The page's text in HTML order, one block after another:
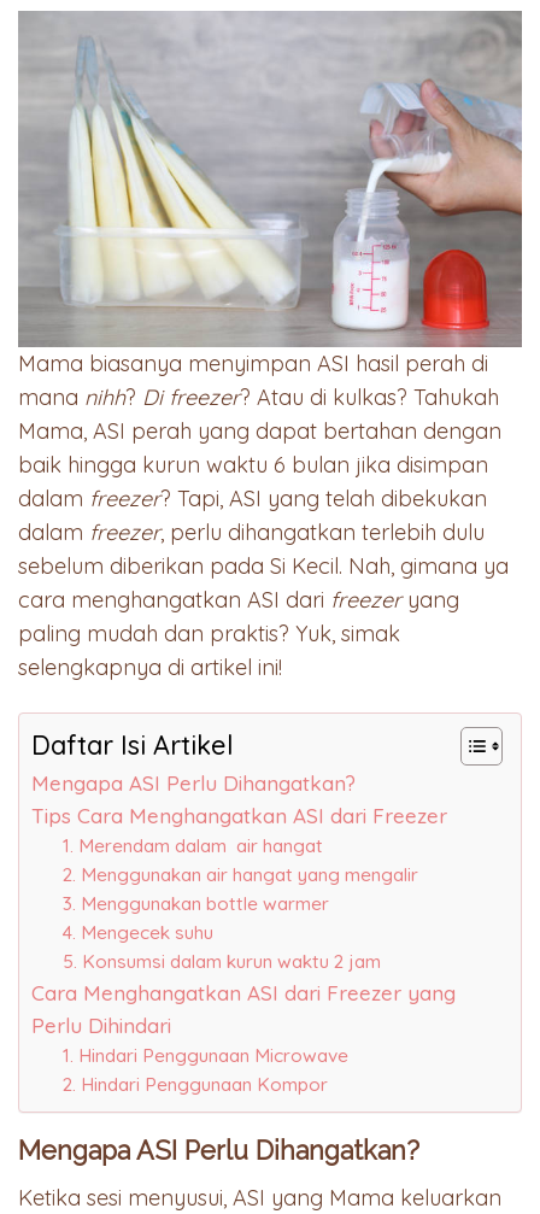
Mama biasanya menyimpan ASI hasil perah di
mana nihh? Di freezer? Atau di kulkas? Tahukah
Mama, ASI perah yang dapat bertahan dengan
baik hingga kurun waktu 6 bulan jika disimpan
dalam freezer? Tapi, ASI yang telah dibekukan
dalam freezer, perlu dihangatkan terlebih dulu
sebelum diberikan pada Si Kecil. Nah, gimana ya
cara menghangatkan ASI dari freezeryang
paling mudah dan praktis? Yuk, simak
selengkapnya di artikel ini!
Daftar Isi Artikel
Mengapa ASI Perlu Dihangatkan?
Tips Cara Menghangatkan ASI dari Freezer
1. Merendam dalam air hangat
2. Menggunakan air hangat yang mengalir
3. Menggunakan bottle warmer
4. Mengecek suhu
5. Konsumsi dalam kurun waktu 2 jam
Cara Menghangatkan ASI dari Freezer yang
Perlu Dihindari
1. Hindari Penggunaan Microwave
2. Hindari Penggunaan Kompor
Mengapa ASI Perlu Dihangatkan?
Ketika sesi menyusui, ASI yang Mama keluarkan